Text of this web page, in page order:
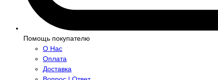
Помощь покупателю
О Нас
Оплата
Доставка